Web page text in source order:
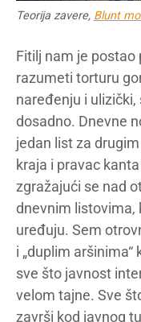
Teorija zavere, Blunt
Fitilj nam je postao
razumeti torturu
naređenju i
dosadno. Dnevne
jedan list za
kraja i pravac
zgražajući se nad
dnevnim listovima,
uređuju. Sem
i „duplim
sve što javnost
velom tajne. Sve
završi kod javnog